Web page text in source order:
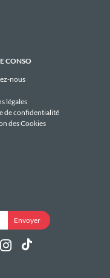
CONSO
nous
légales
de confidentialité
des Cookies